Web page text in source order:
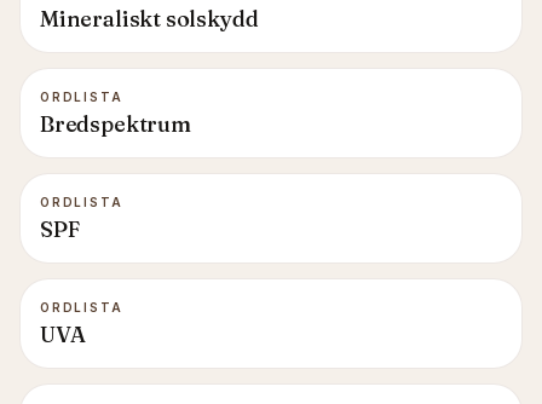
Mineraliskt solskydd
ORDLISTA
Bredspektrum
ORDLISTA
SPF
ORDLISTA
UVA